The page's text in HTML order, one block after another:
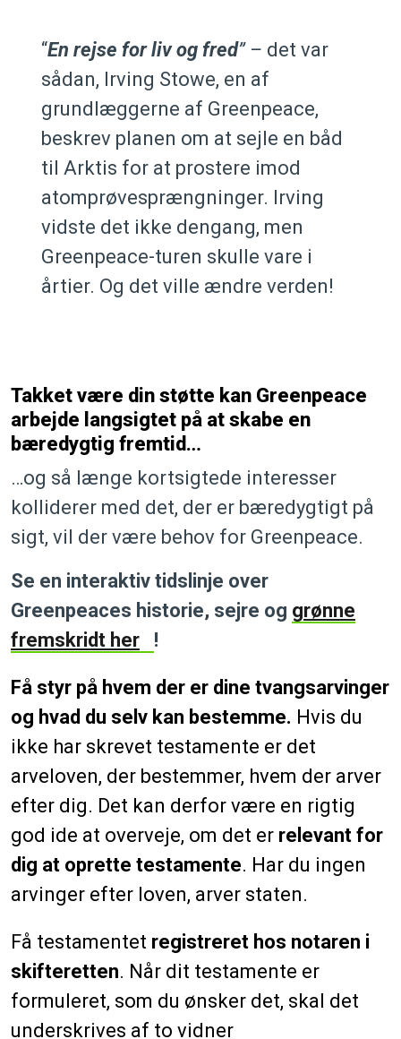
“En rejse for liv og fred” – det var
sådan, Irving Stowe, en af
grundlæggerne af Greenpeace,
beskrev planen om at sejle en båd
til Arktis for at prostere imod
atomprøvesprængninger. Irving
vidste det ikke dengang, men
Greenpeace-turen skulle vare i
årtier. Og det ville ændre verden!
Takket være din støtte kan Greenpeace
arbejde langsigtet på at skabe en
bæredygtig fremtid…
…og så længe kortsigtede interesser
kolliderer med det, der er bæredygtigt på
sigt, vil der være behov for Greenpeace.
Se en interaktiv tidslinje over
Greenpeaces historie, sejre og grønne
fremskridt her
!
Få styr på hvem der er dine tvangsarvinger
og hvad du selv kan bestemme. Hvis du
ikke har skrevet testamente er det
arveloven, der bestemmer, hvem der arver
efter dig. Det kan derfor være en rigtig
god ide at overveje, om det er relevant for
dig at oprette testamente. Har du ingen
arvinger efter loven, arver staten.
Få testamentet registreret hos notaren i
skifteretten. Når dit testamente er
formuleret, som du ønsker det, skal det
underskrives af to vidner